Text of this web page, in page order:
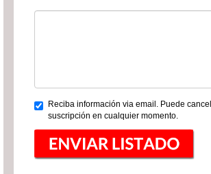
Reciba información via email. Puede
suscripción en cualquier momento.